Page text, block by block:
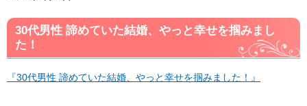
30代男性 諦めていた結婚、やっと幸せを掴みまし
た！
『30代男性 諦めていた結婚、やっと幸せを掴みました！』